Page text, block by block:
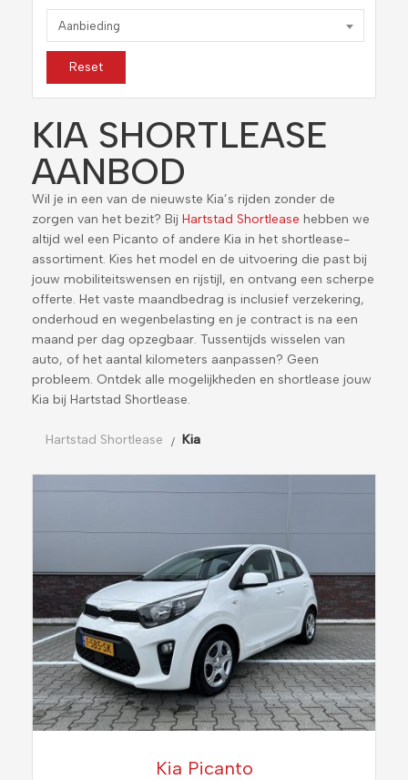
Aanbieding
Reset
KIA SHORTLEASE
AANBOD
Wil je in een van de nieuwste Kia’s rijden zonder de
zorgen van het bezit? Bij Hartstad Shortlease hebben we
altijd wel een Picanto of andere Kia in het shortlease-
assortiment. Kies het model en de uitvoering die past bij
jouw mobiliteitswensen en rijstijl, en ontvang een scherpe
offerte. Het vaste maandbedrag is inclusief verzekering,
onderhoud en wegenbelasting en je contract is na een
maand per dag opzegbaar. Tussentijds wisselen van
auto, of het aantal kilometers aanpassen? Geen
probleem. Ontdek alle mogelijkheden en shortlease jouw
Kia bij Hartstad Shortlease.
Hartstad Shortlease Kia
Kia Picanto